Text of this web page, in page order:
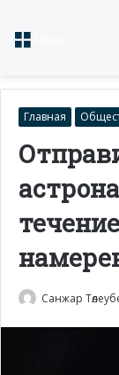
Главная
Санжар